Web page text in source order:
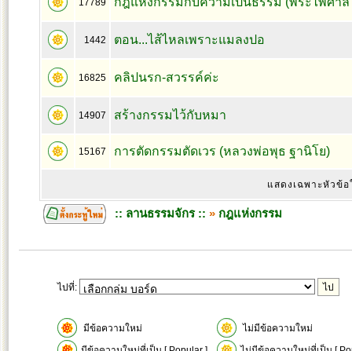
17789
1442 ตอน...ไส้ไหลเพราะแมลงปอ
16825 คลิปนรก-สวรรค์ค่ะ
14907 สร้างกรรมไว้กับหมา
15167 การตัดกรรมตัดเวร (หลวงพ่อพุธ ฐานิโย)
แสดงเฉพาะหัวข้อ
:: ลานธรรมจักร :: » กฎแห่งกรรม
ไปที่:
มีข้อความใหม่
ไม่มีข้อความใหม่